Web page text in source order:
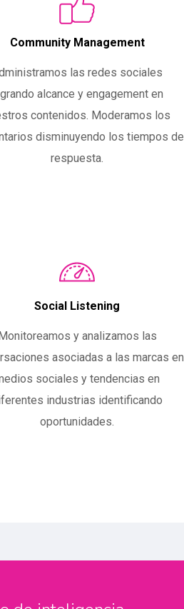
Community Management
las redes sociales
alcance y engagement en
contenidos. Moderamos los
disminuyendo los tiempos de
respuesta.
Social Listening
y analizamos las
asociadas a las marcas en
sociales y tendencias en
industrias identificando
oportunidades.